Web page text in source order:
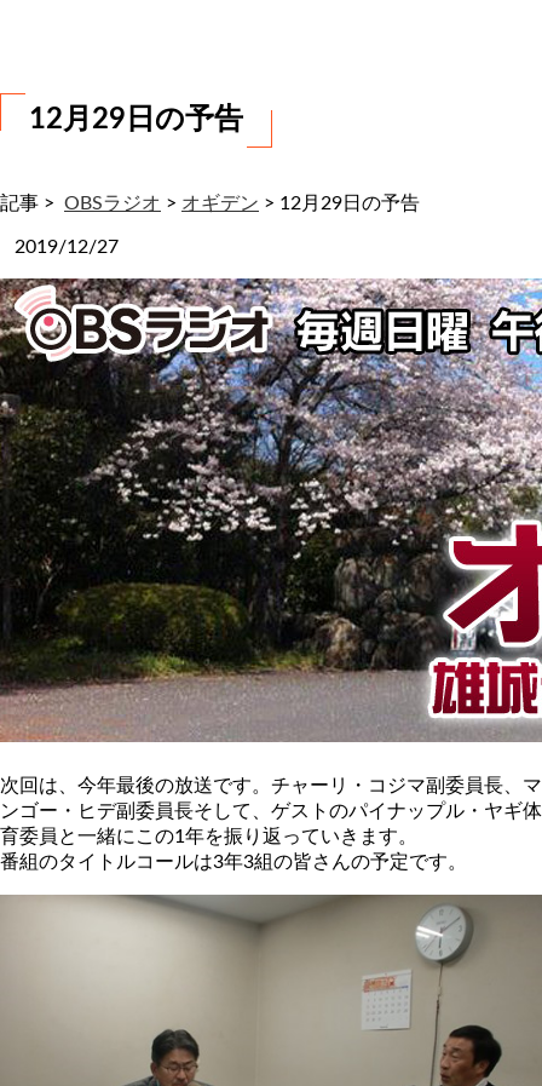
12月29日の予告
記事 > OBSラジオ > オギデン > 12月29日の予告
2019/12/27
次回は、今年最後の放送です。チャーリ・コジマ副委員長、マ
ンゴー・ヒデ副委員長そして、ゲストのパイナップル・ヤギ体
育委員と一緒にこの1年を振り返っていきます。
番組のタイトルコールは3年3組の皆さんの予定です。